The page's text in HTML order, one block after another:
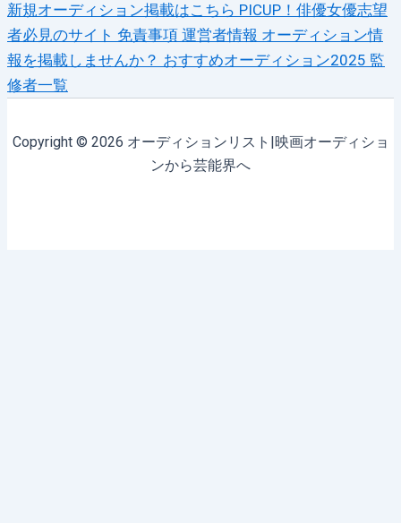
新規オーディション掲載はこちら PICUP！俳優女優志望
者必見のサイト 免責事項 運営者情報 オーディション情
報を掲載しませんか？ おすすめオーディション2025 監
修者一覧
Copyright © 2026 オーディションリスト|映画オーディショ
ンから芸能界へ